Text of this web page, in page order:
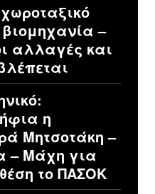
–
αλλαγές και
η
Μητσοτάκη –
– Μάχη για
το ΠΑΣΟΚ